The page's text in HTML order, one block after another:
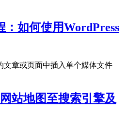
：如何使用WordPress
文章或页面中插入单个媒体文件
站地图至搜索引擎及